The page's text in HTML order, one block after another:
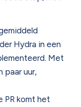
Hydra in een
Met
paar uur,
PR komt het